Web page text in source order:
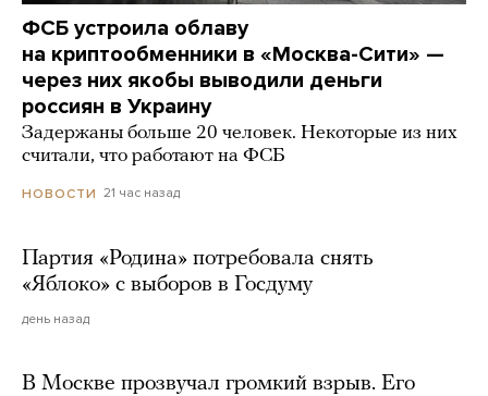
ФСБ устроила облаву
на криптообменники в «Москва-Сити» —
через них якобы выводили деньги
россиян в Украину
Задержаны больше 20 человек. Некоторые из них
считали, что работают на ФСБ
НОВОСТИ 21 час назад
Партия «Родина» потребовала снять
«Яблоко» с выборов в Госдуму
день назад
В Москве прозвучал громкий взрыв. Его